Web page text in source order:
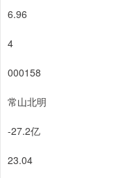
6.96
4
000158
常山北明
-27.2亿
23.04